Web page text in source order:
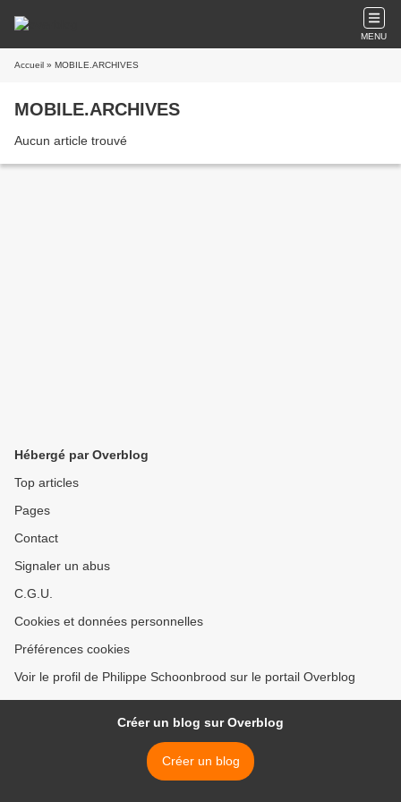
MENU
Accueil » MOBILE.ARCHIVES
MOBILE.ARCHIVES
Aucun article trouvé
Hébergé par Overblog
Top articles
Pages
Contact
Signaler un abus
C.G.U.
Cookies et données personnelles
Préférences cookies
Voir le profil de Philippe Schoonbrood sur le portail Overblog
Créer un blog sur Overblog
Créer un blog